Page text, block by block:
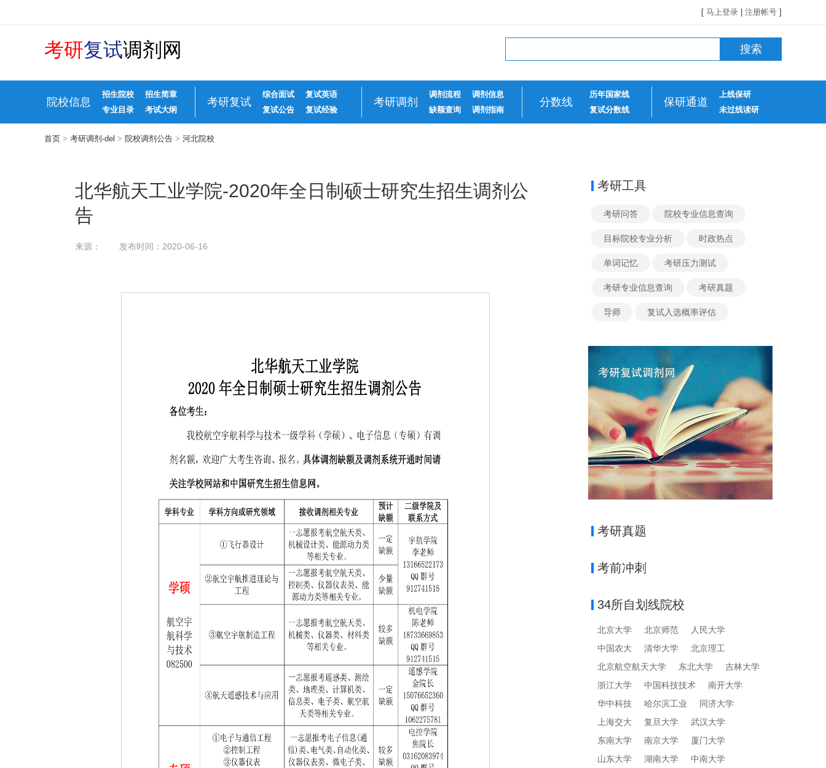
[ 马上登录 注册帐号 ]
考研复试调剂网 搜索
院校信息
招生院校
招生简章
专业目录
考试大纲
考研复试
综合面试
复试英语
复试公告
复试经验
考研调剂
调剂流程
调剂信息
缺额查询
调剂指南
分数线
历年国家线
复试分数线
保研通道
上线保研
未过线读研
首页 > 考研调剂-del > 院校调剂公告 > 河北院校
北华航天工业学院-2020年全日制硕士研究生招生调剂公
告
来源： 发布时间：2020-06-16
考研工具
考研问答 院校专业信息查询
目标院校专业分析 时政热点
单词记忆 考研压力测试
考研专业信息查询 考研真题
导师 复试入选概率评估
考研真题
考前冲刺
34所自划线院校
北京大学 北京师范
人民大学
中国农大
清华大学
北京理工
北京航空航天大学
东北大学
吉林大学
浙江大学
中国科技技术
南开大学
华中科技
哈尔滨工业
同济大学
上海交大
复旦大学
武汉大学
东南大学
南京大学
厦门大学
山东大学
湖南大学
中南大学